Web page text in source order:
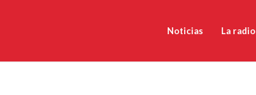
Noticias La radio